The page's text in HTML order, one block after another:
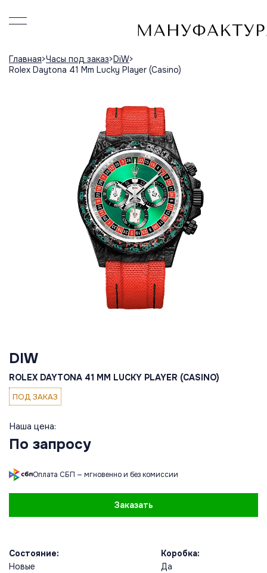
Главная Часы под заказ DiW
Rolex Daytona 41 Mm Lucky Player (Casino)
DIW
ROLEX DAYTONA 41 MM LUCKY PLAYER (CASINO)
ПОД ЗАКАЗ
Наша цена:
По запросу
Оплата СБП — мгновенно и без комиссии
Заказать
Состояние:
Новые
Коробка:
Да